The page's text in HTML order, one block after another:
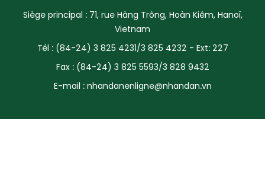
Siège principal : 71, rue Hàng Trông, Hoàn Kiêm, Hanoï,
Vietnam
Tél : (84-24) 3 825 4231/3 825 4232 - Ext: 227
Fax : (84-24) 3 825 5593/3 828 9432
E-mail : nhandanenligne@nhandan.vn